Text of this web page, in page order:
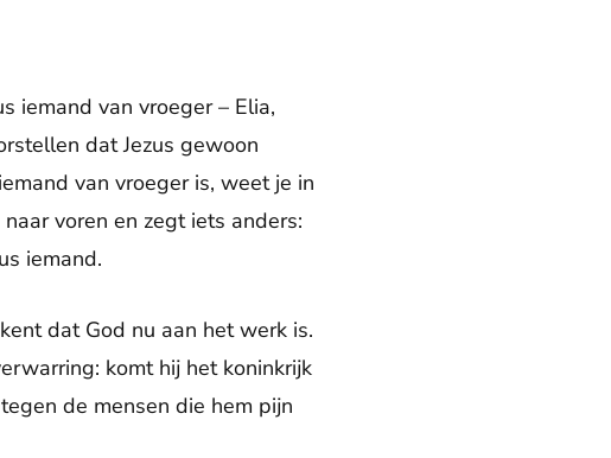
iemand van vroeger – Elia,
dat Jezus gewoon
van vroeger is, weet je in
voren en zegt iets anders:
iemand.
dat God nu aan het werk is.
komt hij het koninkrijk
de mensen die hem pijn